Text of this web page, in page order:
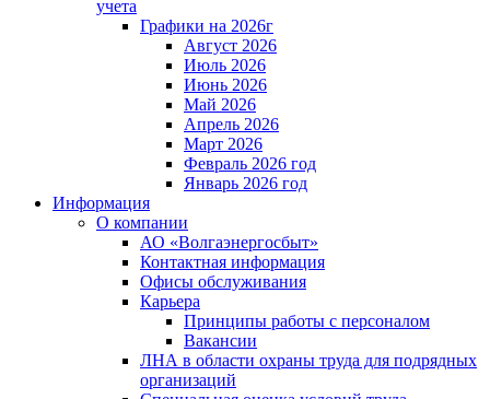
учета
Графики на 2026г
Август 2026
Июль 2026
Июнь 2026
Май 2026
Апрель 2026
Март 2026
Февраль 2026 год
Январь 2026 год
Информация
О компании
АО «Волгаэнергосбыт»
Контактная информация
Офисы обслуживания
Карьера
Принципы работы с персоналом
Вакансии
ЛНА в области охраны труда для подрядных
организаций